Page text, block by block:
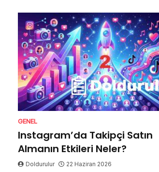
GENEL
Instagram’da Takipçi Satın
Almanın Etkileri Neler?
Doldurulur 22 Haziran 2026